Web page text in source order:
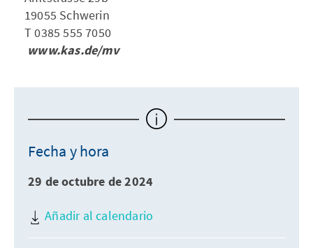
19055 Schwerin
T 0385 555 7050
www.kas.de/mv
Fecha y hora
29 de octubre de 2024
Añadir al calendario